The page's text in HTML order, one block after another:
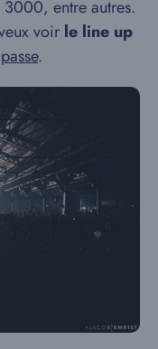
entre autres.
voir le line up
.